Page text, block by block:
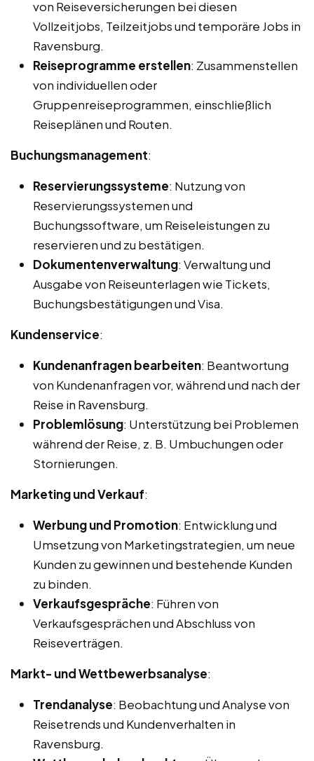
von Reiseversicherungen bei diesen
Vollzeitjobs, Teilzeitjobs und temporäre Jobs in
Ravensburg.
Reiseprogramme erstellen: Zusammenstellen
von individuellen oder
Gruppenreiseprogrammen, einschließlich
Reiseplänen und Routen.
Buchungsmanagement:
Reservierungssysteme: Nutzung von
Reservierungssystemen und
Buchungssoftware, um Reiseleistungen zu
reservieren und zu bestätigen.
Dokumentenverwaltung: Verwaltung und
Ausgabe von Reiseunterlagen wie Tickets,
Buchungsbestätigungen und Visa.
Kundenservice:
Kundenanfragen bearbeiten: Beantwortung
von Kundenanfragen vor, während und nach der
Reise in Ravensburg.
Problemlösung: Unterstützung bei Problemen
während der Reise, z. B. Umbuchungen oder
Stornierungen.
Marketing und Verkauf:
Werbung und Promotion: Entwicklung und
Umsetzung von Marketingstrategien, um neue
Kunden zu gewinnen und bestehende Kunden
zu binden.
Verkaufsgespräche: Führen von
Verkaufsgesprächen und Abschluss von
Reiseverträgen.
Markt- und Wettbewerbsanalyse:
Trendanalyse: Beobachtung und Analyse von
Reisetrends und Kundenverhalten in
Ravensburg.